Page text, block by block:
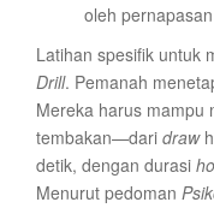
oleh
Latihan spesifik untuk
Drill. Pemanah
Mereka harus mampu
tembakan—dari draw
detik, dengan durasi
Menurut pedoman